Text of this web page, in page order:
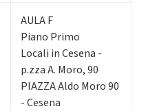
AULA F
Piano Primo
Locali in Cesena -
p.zza A. Moro, 90
PIAZZA Aldo Moro 90
- Cesena